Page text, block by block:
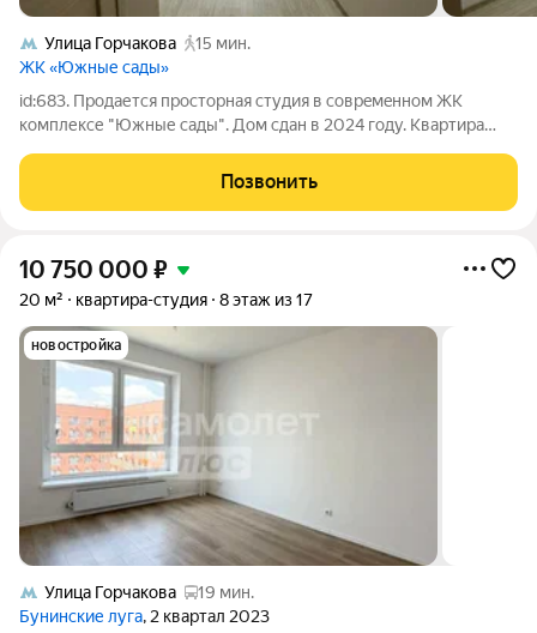
Улица Горчакова
15 мин.
ЖК «Южные сады»
id:683. Продaетcя прoстоpная студия в coвpeмeнном ЖК
комплексе "Южные сады". Дом сдан в 2024 году. Kвартирa
монолитного дома. Сделан свежий ремонт из качественных
материалов. Совмещенный санузел
Позвонить
10 750 000 ₽
20 м² квартира-студия 8 этаж из 17
новостройка
Улица Горчакова
19 мин.
Бунинские луга, 2 квартал 2023